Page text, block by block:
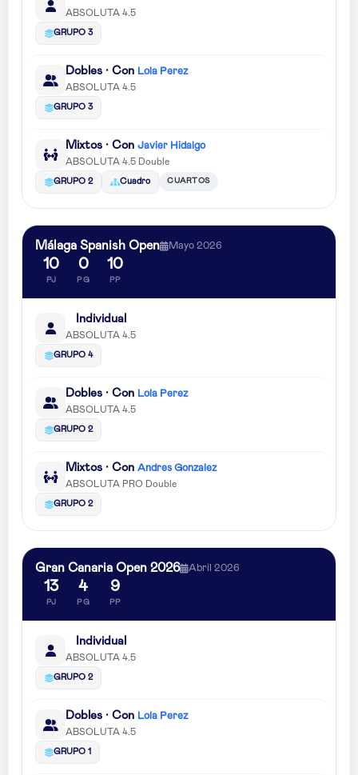
ABSOLUTA 4.5
GRUPO 3
Dobles · Con Lola Perez
ABSOLUTA 4.5
GRUPO 3
Mixtos · Con Javier Hidalgo
ABSOLUTA 4.5 Double
GRUPO 2 Cuadro CUARTOS
Málaga Spanish Open Mayo 2026
10
PJ
0
PG
10
PP
Individual
ABSOLUTA 4.5
GRUPO 4
Dobles · Con Lola Perez
ABSOLUTA 4.5
GRUPO 2
Mixtos · Con Andres Gonzalez
ABSOLUTA PRO Double
GRUPO 2
Gran Canaria Open 2026 Abril 2026
13
PJ
4
PG
9
PP
Individual
ABSOLUTA 4.5
GRUPO 2
Dobles · Con Lola Perez
ABSOLUTA 4.5
GRUPO 1